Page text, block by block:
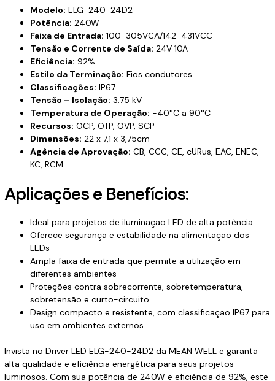
Modelo: ELG-240-24D2
Potência: 240W
Faixa de Entrada: 100-305VCA/142-431VCC
Tensão e Corrente de Saída: 24V 10A
Eficiência: 92%
Estilo da Terminação: Fios condutores
Classificações: IP67
Tensão – Isolação: 3.75 kV
Temperatura de Operação: -40°C a 90°C
Recursos: OCP, OTP, OVP, SCP
Dimensões: 22 x 7,1 x 3,75cm
Agência de Aprovação: CB, CCC, CE, cURus, EAC, ENEC,
KC, RCM
Aplicações e Benefícios:
Ideal para projetos de iluminação LED de alta potência
Oferece segurança e estabilidade na alimentação dos
LEDs
Ampla faixa de entrada que permite a utilização em
diferentes ambientes
Proteções contra sobrecorrente, sobretemperatura,
sobretensão e curto-circuito
Design compacto e resistente, com classificação IP67 para
uso em ambientes externos
Invista no Driver LED ELG-240-24D2 da MEAN WELL e garanta
alta qualidade e eficiência energética para seus projetos
luminosos. Com sua potência de 240W e eficiência de 92%, este